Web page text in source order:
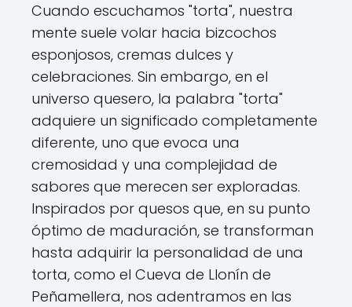
Cuando escuchamos "torta", nuestra
mente suele volar hacia bizcochos
esponjosos, cremas dulces y
celebraciones. Sin embargo, en el
universo quesero, la palabra "torta"
adquiere un significado completamente
diferente, uno que evoca una
cremosidad y una complejidad de
sabores que merecen ser exploradas.
Inspirados por quesos que, en su punto
óptimo de maduración, se transforman
hasta adquirir la personalidad de una
torta, como el Cueva de Llonín de
Peñamellera, nos adentramos en las